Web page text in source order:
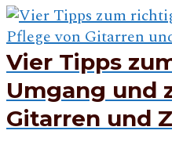
Vier Tipps
Umgang und
Gitarren und